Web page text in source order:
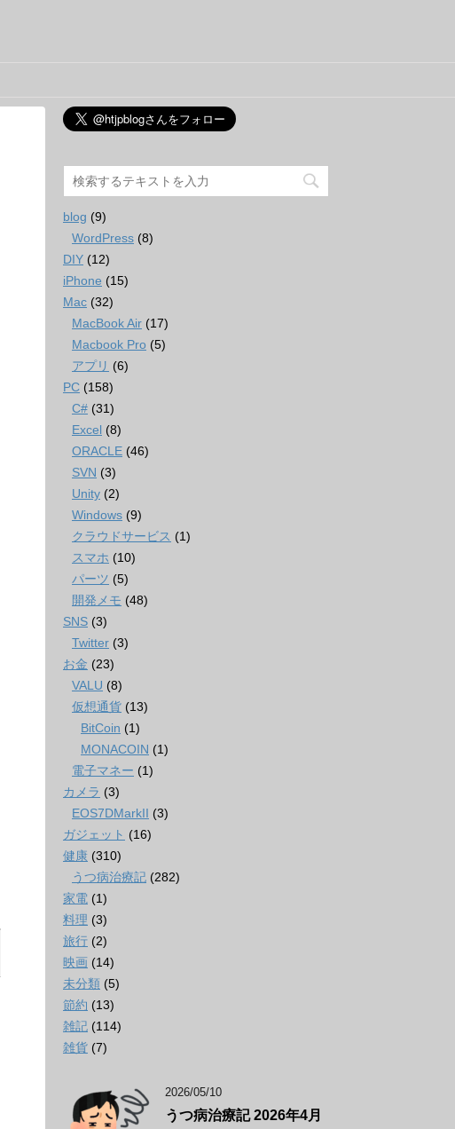
blog (9)
WordPress (8)
DIY (12)
iPhone (15)
Mac (32)
MacBook Air (17)
Macbook Pro (5)
アプリ (6)
PC (158)
C# (31)
Excel (8)
ORACLE (46)
SVN (3)
Unity (2)
Windows (9)
クラウドサービス (1)
スマホ (10)
パーツ (5)
開発メモ (48)
SNS (3)
Twitter (3)
お金 (23)
VALU (8)
仮想通貨 (13)
BitCoin (1)
MONACOIN (1)
電子マネー (1)
カメラ (3)
EOS7DMarkII (3)
ガジェット (16)
健康 (310)
うつ病治療記 (282)
家電 (1)
料理 (3)
旅行 (2)
映画 (14)
未分類 (5)
節約 (13)
雑記 (114)
雑貨 (7)
2026/05/10
うつ病治療記 2026年4月